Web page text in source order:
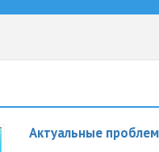
Актуальные